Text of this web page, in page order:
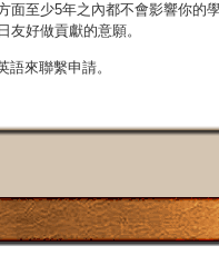
至少5年之內都不會影響你的學
友好做貢獻的意願。
來聯繫申請。